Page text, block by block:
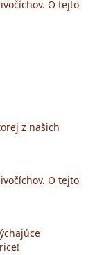
O tejto
z našich
O tejto